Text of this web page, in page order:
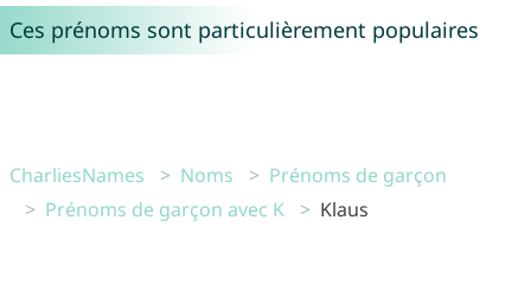
Ces prénoms sont particulièrement populaires
CharliesNames Noms
Prénoms de garçon
Prénoms de garçon avec K
Klaus